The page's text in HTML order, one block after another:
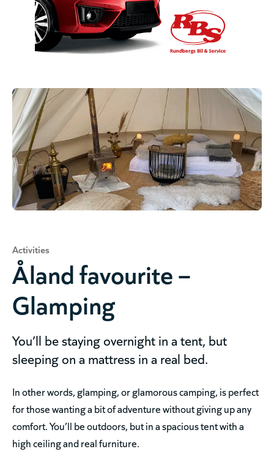
Activities
Åland favourite –
Glamping
You’ll be staying overnight in a tent, but
sleeping on a mattress in a real bed.
In other words, glamping, or glamorous camping, is perfect
for those wanting a bit of adventure without giving up any
comfort. You’ll be outdoors, but in a spacious tent with a
high ceiling and real furniture.